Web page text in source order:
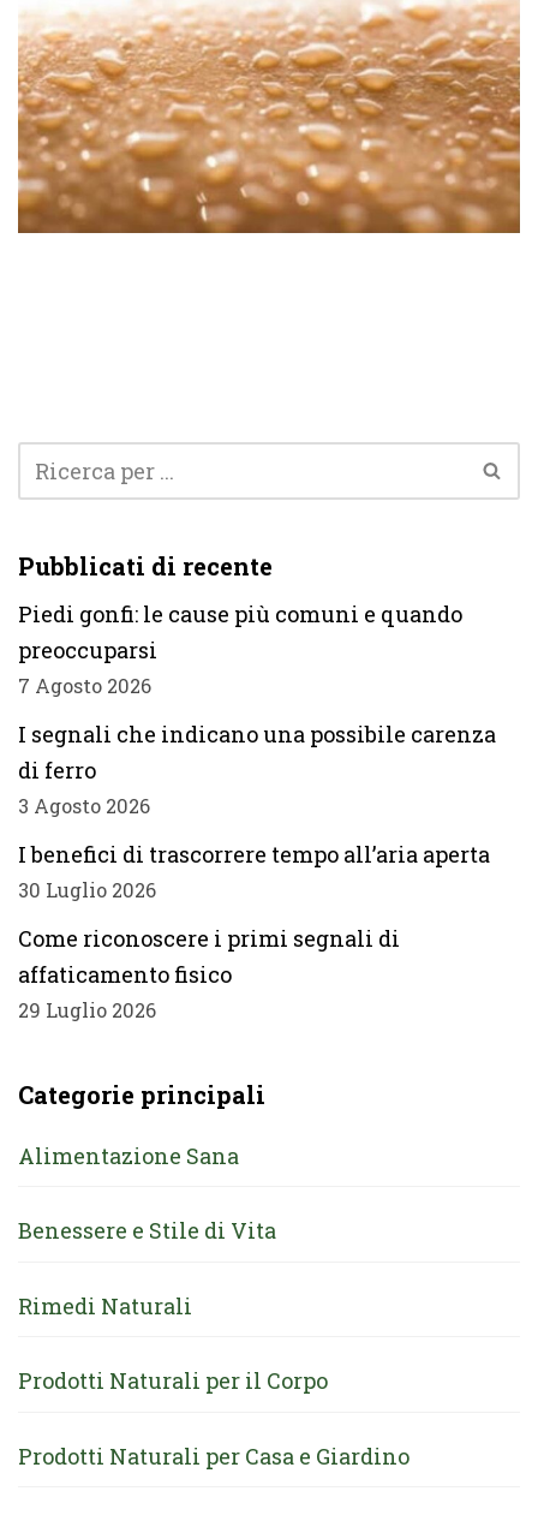
Pubblicati di recente
Piedi gonfi: le cause più comuni e quando
preoccuparsi
7 Agosto 2026
I segnali che indicano una possibile carenza
di ferro
3 Agosto 2026
I benefici di trascorrere tempo all’aria aperta
30 Luglio 2026
Come riconoscere i primi segnali di
affaticamento fisico
29 Luglio 2026
Categorie principali
Alimentazione Sana
Benessere e Stile di Vita
Rimedi Naturali
Prodotti Naturali per il Corpo
Prodotti Naturali per Casa e Giardino